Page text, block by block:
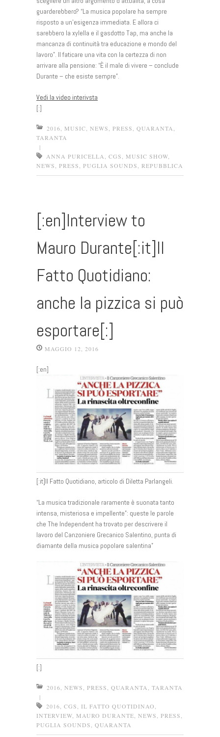
guarderebbero? “La musica popolare ha sempre
risposto a un’esigenza immediata. E allora ci
sarebbero la xylella e il gasdotto Tap, ma anche la
mancanza di continuità tra educazione e mondo del
lavoro”. Il faticare una vita con la certezza di non
arrivare alla pensione: “È il male di vivere – conclude
Durante – che esiste sempre”.
Vedi la video interivsta
[:]
2016, MUSIC, NEWS, PRESS, QUARANTA,
TARANTA
|
ANNA PURICELLA, CGS, MUSIC SHOW,
NEWS, PRESS, PUGLIA SOUNDS, REPUBBLICA
[:en]Interview to
Mauro Durante[:it]Il
Fatto Quotidiano:
anche la pizzica si può
esportare[:]
MAGGIO 12, 2016
[:en]
[:it]Il Fatto Quotidiano, articolo di Diletta Parlangeli.
“La musica tradizionale raramente è suonata tanto
intensa, misteriosa e impellente”: queste le parole
che The Independent ha trovato per descrivere il
lavoro del Canzoniere Grecanico Salentino, punta di
diamante della musica popolare salentina”
[:]
2016 NEWS PRESS QUARANTA
TARANTA
|
2016 CGS IL FATTO QUOTIDINAO
INTERVIEW MAURO DURANTE NEWS PRESS
PUGLIA SOUNDS
QUARANTA